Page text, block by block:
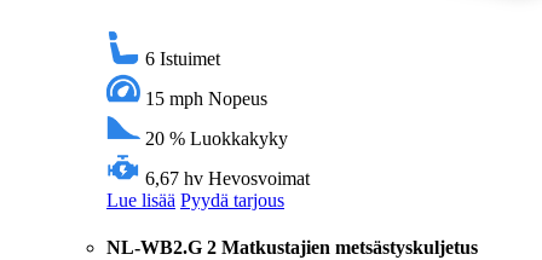
6 Istuimet
15 mph Nopeus
20 % Luokkakyky
6,67 hv Hevosvoimat
Lue lisää Pyydä tarjous
NL-WB2.G 2 Matkustajien metsästyskuljetus